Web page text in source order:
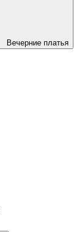
Вечерние платья